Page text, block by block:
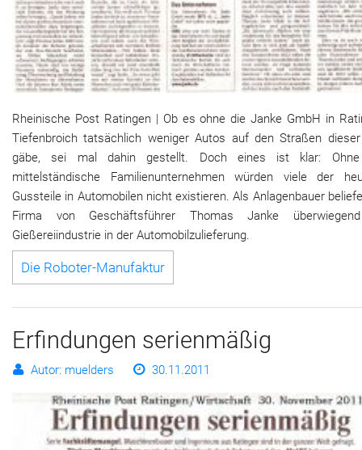
Rheinische Post Ratingen | Ob es ohne die Janke GmbH in
Tiefenbroich tatsächlich weniger Autos auf den Straßen
gäbe, sei mal dahin gestellt. Doch eines ist klar:
mittelständische Familienunternehmen würden viele der
Gussteile in Automobilen nicht existieren. Als Anlagenbauer
Firma von Geschäftsführer Thomas Janke
Gießereiindustrie in der Automobilzulieferung.
Die Roboter-Manufaktur
Erfindungen serienmäßig
Autor: muelders 30.11.2011